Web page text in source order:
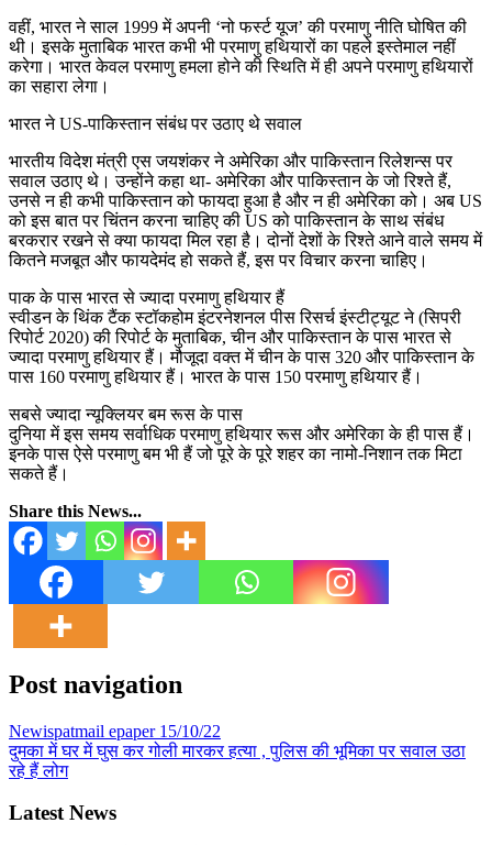
वहीं, भारत ने साल 1999 में अपनी ‘नो फर्स्ट यूज’ की परमाणु नीति घोषित की
थी। इसके मुताबिक भारत कभी भी परमाणु हथियारों का पहले इस्तेमाल नहीं
करेगा। भारत केवल परमाणु हमला होने की स्थिति में ही अपने परमाणु हथियारों
का सहारा लेगा।
भारत ने US-पाकिस्तान संबंध पर उठाए थे सवाल
भारतीय विदेश मंत्री एस जयशंकर ने अमेरिका और पाकिस्तान रिलेशन्स पर
सवाल उठाए थे। उन्होंने कहा था- अमेरिका और पाकिस्तान के जो रिश्ते हैं,
उनसे न ही कभी पाकिस्तान को फायदा हुआ है और न ही अमेरिका को। अब US
को इस बात पर चिंतन करना चाहिए की US को पाकिस्तान के साथ संबंध
बरकरार रखने से क्या फायदा मिल रहा है। दोनों देशों के रिश्ते आने वाले समय में
कितने मजबूत और फायदेमंद हो सकते हैं, इस पर विचार करना चाहिए।
पाक के पास भारत से ज्यादा परमाणु हथियार हैं
स्वीडन के थिंक टैंक स्टॉकहोम इंटरनेशनल पीस रिसर्च इंस्टीट्यूट ने (सिपरी
रिपोर्ट 2020) की रिपोर्ट के मुताबिक, चीन और पाकिस्तान के पास भारत से
ज्यादा परमाणु हथियार हैं। मौजूदा वक्त में चीन के पास 320 और पाकिस्तान के
पास 160 परमाणु हथियार हैं। भारत के पास 150 परमाणु हथियार हैं।
सबसे ज्यादा न्यूक्लियर बम रूस के पास
दुनिया में इस समय सर्वाधिक परमाणु हथियार रूस और अमेरिका के ही पास हैं।
इनके पास ऐसे परमाणु बम भी हैं जो पूरे के पूरे शहर का नामो-निशान तक मिटा
सकते हैं।
Share this News...
Post navigation
Newispatmail epaper 15/10/22
दुमका में घर में घुस कर गोली मारकर हत्या , पुलिस की भूमिका पर सवाल उठा
रहे हैं लोग
Latest News